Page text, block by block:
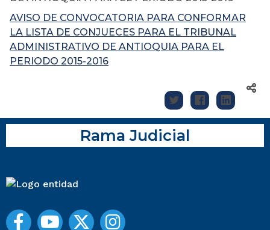
AVISO DE CONVOCATORIA PARA CONFORMAR
LA LISTA DE CONJUECES PARA EL TRIBUNAL
ADMINISTRATIVO DE ANTIOQUIA PARA EL
PERIODO 2015-2016
Rama Judicial